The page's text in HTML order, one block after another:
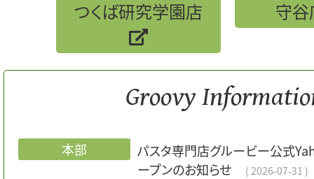
つくば研究学園店 守谷
Groovy
本部
パスタ専門店グルービー公式
ープンのお知らせ
2026-07-31